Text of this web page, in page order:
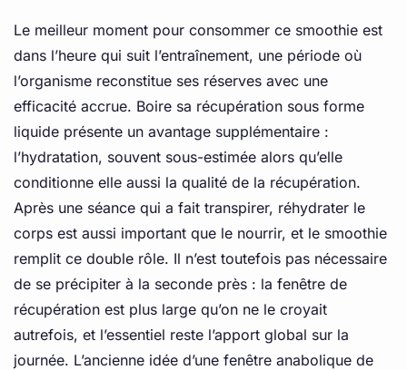
Le meilleur moment pour consommer ce smoothie est
dans l’heure qui suit l’entraînement, une période où
l’organisme reconstitue ses réserves avec une
efficacité accrue. Boire sa récupération sous forme
liquide présente un avantage supplémentaire :
l’hydratation, souvent sous-estimée alors qu’elle
conditionne elle aussi la qualité de la récupération.
Après une séance qui a fait transpirer, réhydrater le
corps est aussi important que le nourrir, et le smoothie
remplit ce double rôle. Il n’est toutefois pas nécessaire
de se précipiter à la seconde près : la fenêtre de
récupération est plus large qu’on ne le croyait
autrefois, et l’essentiel reste l’apport global sur la
journée. L’ancienne idée d’une fenêtre anabolique de